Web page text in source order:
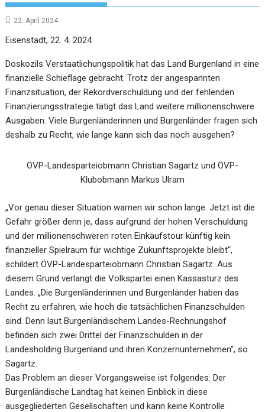
22. April 2024
Eisenstadt, 22. 4. 2024
Doskozils Verstaatlichungspolitik hat das Land Burgenland in eine
finanzielle Schieflage gebracht. Trotz der angespannten
Finanzsituation, der Rekordverschuldung und der fehlenden
Finanzierungsstrategie tätigt das Land weitere millionenschwere
Ausgaben. Viele Burgenländerinnen und Burgenländer fragen sich
deshalb zu Recht, wie lange kann sich das noch ausgehen?
ÖVP-Landesparteiobmann Christian Sagartz und ÖVP-
Klubobmann Markus Ulram
„Vor genau dieser Situation warnen wir schon lange. Jetzt ist die
Gefahr größer denn je, dass aufgrund der hohen Verschuldung
und der millionenschweren roten Einkaufstour künftig kein
finanzieller Spielraum für wichtige Zukunftsprojekte bleibt“,
schildert ÖVP-Landesparteiobmann Christian Sagartz. Aus
diesem Grund verlangt die Volkspartei einen Kassasturz des
Landes. „Die Burgenländerinnen und Burgenländer haben das
Recht zu erfahren, wie hoch die tatsächlichen Finanzschulden
sind. Denn laut Burgenländischem Landes-Rechnungshof
befinden sich zwei Drittel der Finanzschulden in der
Landesholding Burgenland und ihren Konzernunternehmen“, so
Sagartz.
Das Problem an dieser Vorgangsweise ist folgendes: Der
Burgenländische Landtag hat keinen Einblick in diese
ausgegliederten Gesellschaften und kann keine Kontrolle